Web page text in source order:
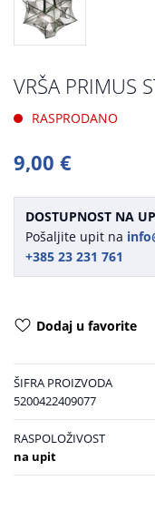
VRŠA PRIMUS
RASPRODANO
9,00 €
DOSTUPNOST NA
Pošaljite upit na
+385 23 231 761
Dodaj u favorite
ŠIFRA PROIZVODA
5200422409077
RASPOLOŽIVOST
na upit